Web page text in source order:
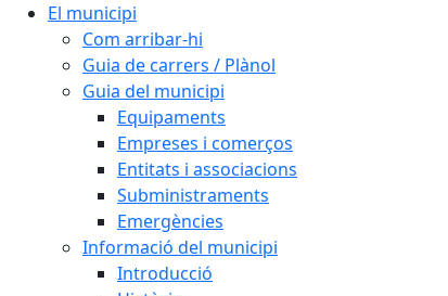
El municipi
Com arribar-hi
Guia de carrers / Plànol
Guia del municipi
Equipaments
Empreses i comerços
Entitats i associacions
Subministraments
Emergències
Informació del municipi
Introducció